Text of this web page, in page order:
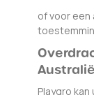
of voor een
Australië
Playgro